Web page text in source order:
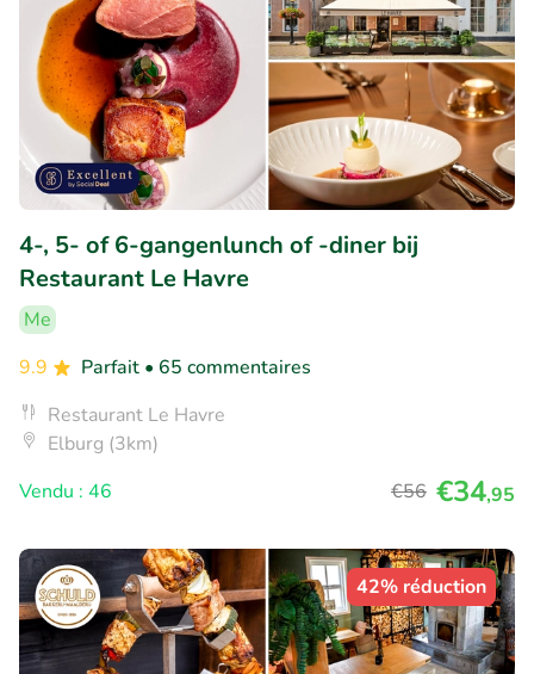
4-, 5- of 6-gangenlunch of -diner bij
Restaurant Le Havre
Me
9.9
Parfait • 65 commentaires
Restaurant Le Havre
Elburg (3km)
Vendu : 46
€56 €34,95
42% réduction